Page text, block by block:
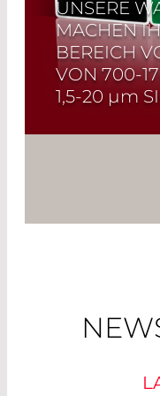
UNSERE
MACHEN
BEREICH
VON 700-
1,5-20 µm